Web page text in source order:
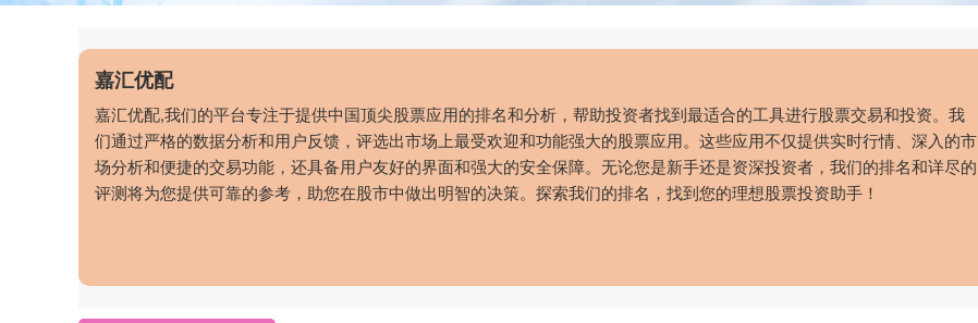
嘉汇优配
嘉汇优配,我们的平台专注于提供中国顶尖股票应用的排名和分析，帮助投资者找到最适合的工具进行股票交易和投资。我
们通过严格的数据分析和用户反馈，评选出市场上最受欢迎和功能强大的股票应用。这些应用不仅提供实时行情、深入的市
场分析和便捷的交易功能，还具备用户友好的界面和强大的安全保障。无论您是新手还是资深投资者，我们的排名和详尽的
评测将为您提供可靠的参考，助您在股市中做出明智的决策。探索我们的排名，找到您的理想股票投资助手！